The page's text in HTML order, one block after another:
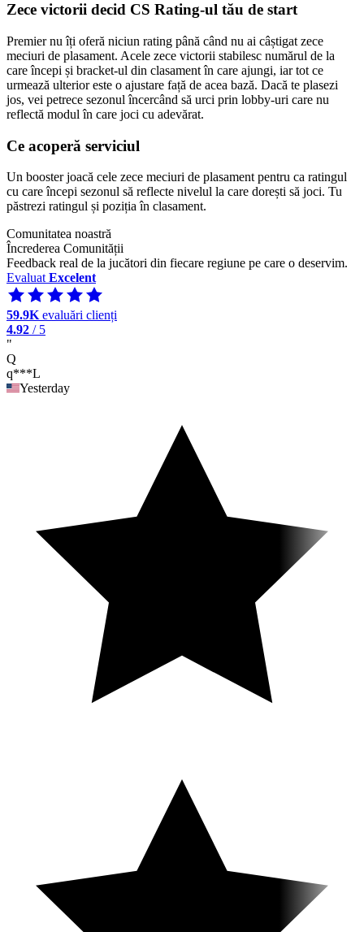
Zece victorii decid CS Rating-ul tău de start
Premier nu îți oferă niciun rating până când nu ai câștigat zece
meciuri de plasament. Acele zece victorii stabilesc numărul de la
care începi și bracket-ul din clasament în care ajungi, iar tot ce
urmează ulterior este o ajustare față de acea bază. Dacă te plasezi
jos, vei petrece sezonul încercând să urci prin lobby-uri care nu
reflectă modul în care joci cu adevărat.
Ce acoperă serviciul
Un booster joacă cele zece meciuri de plasament pentru ca ratingul
cu care începi sezonul să reflecte nivelul la care dorești să joci. Tu
păstrezi ratingul și poziția în clasament.
Comunitatea noastră
Încrederea Comunității
Feedback real de la jucători din fiecare regiune pe care o deservim.
Evaluat Excelent
59.9K evaluări clienți
4.92 / 5
"
Q
q***L
Yesterday